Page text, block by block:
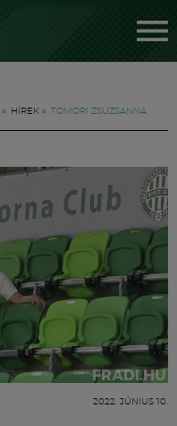
» HÍREK » TOMORI ZSUZSANNA
2022. JÚNIUS 10.